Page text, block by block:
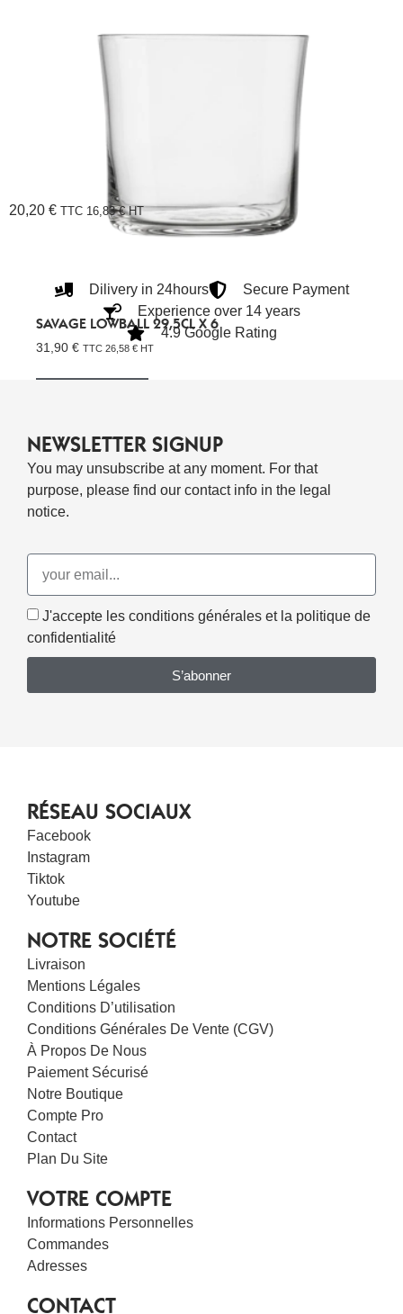
SAVAGE LOWBALL 29,5CL X 6
31,90 € TTC 26,58 € HT
20,20 € TTC 16,83€HT
Dilivery in 24hours
Secure Payment
Experience over 14 years
4.9 Google Rating
NEWSLETTER SIGNUP
You may unsubscribe at any moment. For that
purpose, please find our contact info in the legal
notice.
J'accepte les conditions générales et la politique de
confidentialité
S’abonner
RÉSEAU SOCIAUX
Facebook
Instagram
Tiktok
Youtube
NOTRE SOCIÉTÉ
Livraison
Mentions Légales
Conditions D’utilisation
Conditions Générales De Vente (CGV)
À Propos De Nous
Paiement Sécurisé
Notre Boutique
Compte Pro
Contact
Plan Du Site
VOTRE COMPTE
Informations Personnelles
Commandes
Adresses
CONTACT